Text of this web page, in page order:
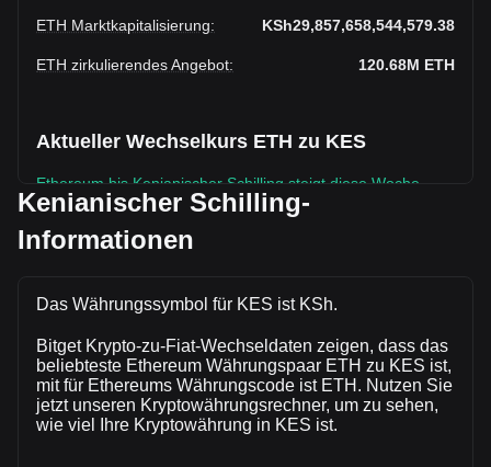
ETH Marktkapitalisierung: KSh29,857,658,544,579.38
ETH zirkulierendes Angebot: 120.68M ETH
Aktueller Wechselkurs ETH zu KES
Ethereum bis Kenianischer Schilling steigt diese Woche.
Der aktuelle Marktkurs von Ethereumbeträgt
KSh247,407.57 pro ETH, bei einer
120,682,070 ETH. Das Handelsvolumen von Ethereum hat
243,889,467,996.36 KES) verändert. Am vorherigen
Handelstag lag das Handelsvolumen von ETH bei
KSh751,108,596,688.56.
Kenianischer Schilling-
Informationen
Das Währungssymbol für KES ist KSh.
Bitget Krypto-zu-Fiat-Wechseldaten zeigen, dass das
beliebteste Ethereum Währungspaar ETH zu KES ist,
mit für Ethereums Währungscode ist ETH. Nutzen Sie
jetzt unseren Kryptowährungsrechner, um zu sehen,
wie viel Ihre Kryptowährung in KES ist.